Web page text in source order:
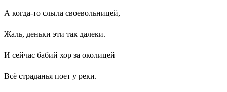
А когда-то слыла своевольницей,
Жаль, деньки эти так далеки.
И сейчас бабий хор за околицей
Всё страданья поет у реки.